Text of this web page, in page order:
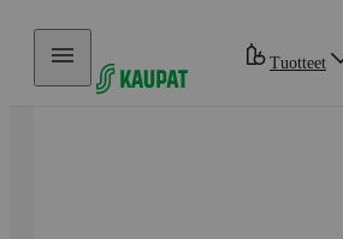
Hyppää sisältöön
Tuotteet